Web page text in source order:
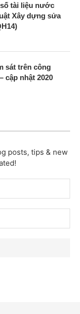
tài liệu nước
Xây dựng sửa
sát trên công
cập nhật 2020
posts, tips & new